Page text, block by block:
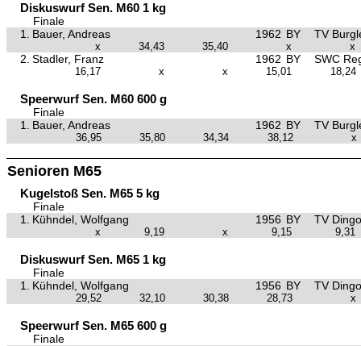
Diskuswurf Sen. M60 1 kg
Finale
1.
Bauer, Andreas 1962 BY TV
x 34,43 35,40 x x
2. Stadler, Franz 1962 BY SWC
16,17 x x 15,01 18,24
Speerwurf Sen. M60 600 g
Finale
1.
Bauer, Andreas 1962 BY TV
36,95 35,80 34,34 38,12 x
Senioren M65
Kugelstoß Sen. M65 5 kg
Finale
1.
Kühndel, Wolfgang 1956 BY TV
x 9,19 x 9,15 9,31
Diskuswurf Sen. M65 1 kg
Finale
1.
Kühndel, Wolfgang 1956 BY TV
29,52 32,10 30,38 28,73 x
Speerwurf Sen. M65 600 g
Finale